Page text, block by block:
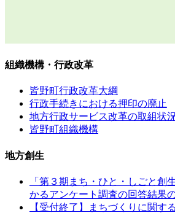
組織機構・行政改革
皆野町行政改革大綱
行政手続きにおける押印の廃止
地方行政サービス改革の取組状
皆野町組織機構
地方創生
「第３期まち・ひと・しごと創
かるアンケート調査の回答結果
【受付終了】まちづくりに関す